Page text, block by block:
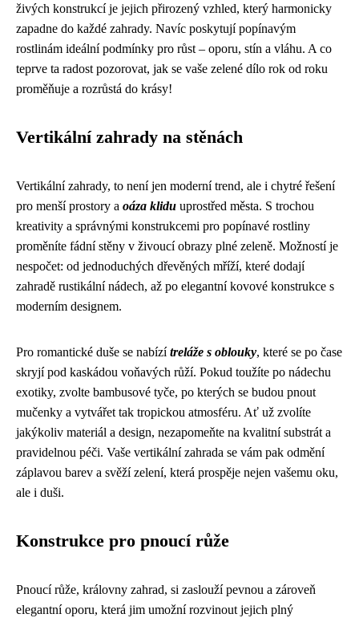
živých konstrukcí je jejich přirozený vzhled, který harmonicky
zapadne do každé zahrady. Navíc poskytují popínavým
rostlinám ideální podmínky pro růst – oporu, stín a vláhu. A co
teprve ta radost pozorovat, jak se vaše zelené dílo rok od roku
proměňuje a rozrůstá do krásy!
Vertikální zahrady na stěnách
Vertikální zahrady, to není jen moderní trend, ale i chytré řešení
pro menší prostory a oáza klidu uprostřed města. S trochou
kreativity a správnými konstrukcemi pro popínavé rostliny
proměníte fádní stěny v živoucí obrazy plné zeleně. Možností je
nespočet: od jednoduchých dřevěných mříží, které dodají
zahradě rustikální nádech, až po elegantní kovové konstrukce s
moderním designem.
Pro romantické duše se nabízítreláže s oblouky, které se po čase
skryjí pod kaskádou voňavých růží. Pokud toužíte po nádechu
exotiky, zvolte bambusové tyče, po kterých se budou pnout
mučenky a vytvářet tak tropickou atmosféru. Ať už zvolíte
jakýkoliv materiál a design, nezapomeňte na kvalitní substrát a
pravidelnou péči. Vaše vertikální zahrada se vám pak odmění
záplavou barev a svěží zelení, která prospěje nejen vašemu oku,
ale i duši.
Konstrukce pro pnoucí růže
Pnoucí růže, královny zahrad, si zaslouží pevnou a zároveň
elegantní oporu, která jim umožní rozvinout jejich plný